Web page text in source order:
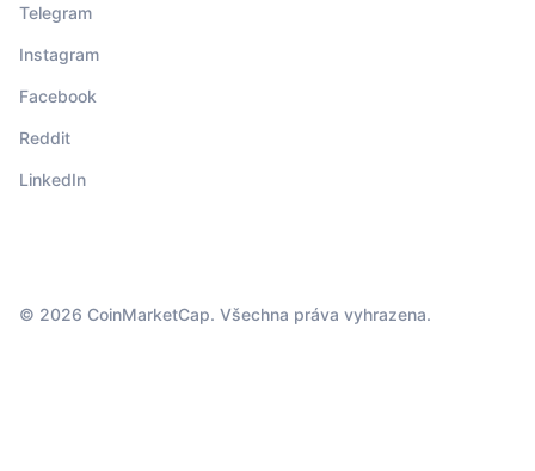
Telegram
Instagram
Facebook
Reddit
LinkedIn
© 2026 CoinMarketCap. Všechna práva vyhrazena.